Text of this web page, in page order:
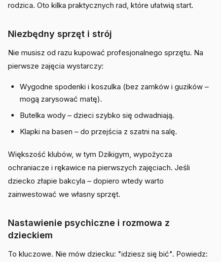
rodzica. Oto kilka praktycznych rad, które ułatwią start.
Niezbędny sprzęt i strój
Nie musisz od razu kupować profesjonalnego sprzętu. Na
pierwsze zajęcia wystarczy:
Wygodne spodenki i koszulka (bez zamków i guzików –
mogą zarysować matę).
Butelka wody – dzieci szybko się odwadniają.
Klapki na basen – do przejścia z szatni na salę.
Większość klubów, w tym Dzikigym, wypożycza
ochraniacze i rękawice na pierwszych zajęciach. Jeśli
dziecko złapie bakcyla – dopiero wtedy warto
zainwestować we własny sprzęt.
Nastawienie psychiczne i rozmowa z
dzieckiem
To kluczowe. Nie mów dziecku: "idziesz się bić". Powiedz: